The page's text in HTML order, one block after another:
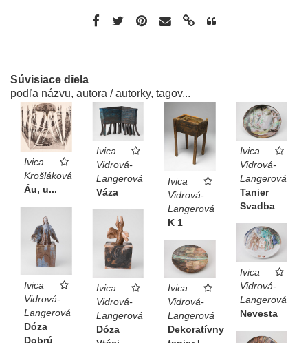
Súvisiace diela
podľa názvu, autora / autorky, tagov...
Ivica
Krošláková
Áu, u...
Ivica
Vidrová-
Langerová
Váza
Ivica
Vidrová-
Langerová
K 1
Ivica
Vidrová-
Langerová
Tanier
Svadba
Ivica
Vidrová-
Langerová
Dóza
Dobrú
Ivica
Vidrová-
Langerová
Dóza
Ivica
Vidrová-
Langerová
Nevesta
Ivica
Vidrová-
Langerová
Dekoratívny